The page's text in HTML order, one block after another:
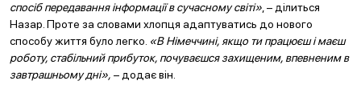
спосіб передавання інформації в сучасному світі» , – ділиться
Назар. Проте за словами хлопця адаптуватись до нового
способу життя було легко. «В Німеччині, якщо ти працюєш і маєш
роботу, стабільний прибуток, почуваєшся захищеним, впевненим в
завтрашньому дні», – додає він.